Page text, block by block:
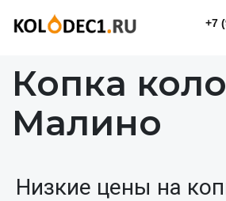
+7
Копка
Малино
Низкие цены на